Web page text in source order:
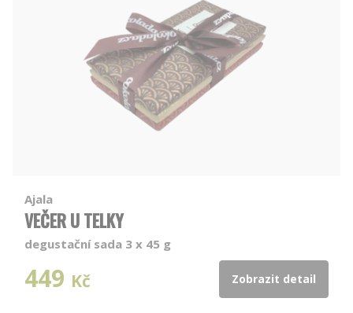
Ajala
VEČER U TELKY
degustační sada 3 x 45 g
449 Kč Zobrazit detail